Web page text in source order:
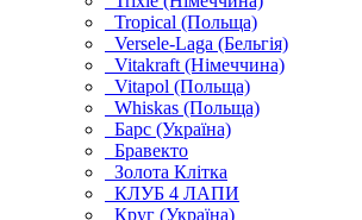
Tropical (Польща)
Versele-Laga (Бельгія)
Vitakraft (Німеччина)
Vitapol (Польща)
Whiskas (Польща)
Барс (Україна)
Бравекто
Золота Клітка
КЛУБ 4 ЛАПИ
Круг (Україна)